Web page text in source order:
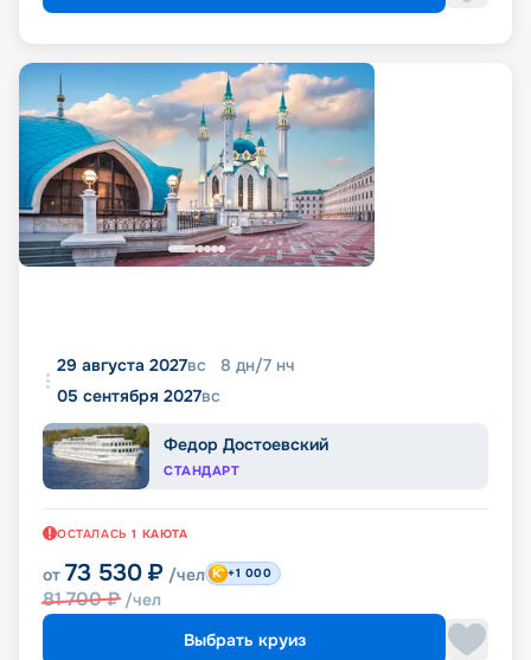
29 августа 2027вс 8 дн/7 нч
05 сентября 2027вс
Федор Достоевский
СТАНДАРТ
ОСТАЛАСЬ 1 КАЮТА
от 73 530 ₽ /чел
81 700₽ /чел
+1 000
Выбрать круиз